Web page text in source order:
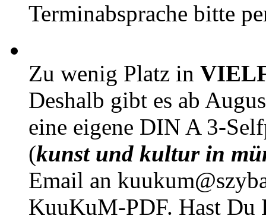
Terminabsprache bitte
Zu wenig Platz in
Deshalb gibt es ab
eine eigene DIN A 3-
(kunst und kultur in
Email an
KuuKuM-PDF. Hast Du